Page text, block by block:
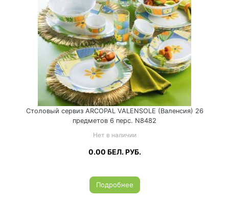
Столовый сервиз ARCOPAL VALENSOLE (Валенсия) 26
предметов 6 перс. N8482
Нет в наличии
0.00 БЕЛ. РУБ.
Подробнее